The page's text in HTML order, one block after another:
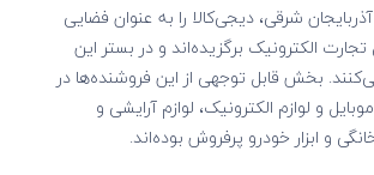
آذربایجان شرقی، دیجی‌کالا را به عنوان فضایی
الکترونیک برگزیده‌اند و در بستر این
بخش قابل توجهی از این فروشنده‌ها در
و لوازم الکترونیک، لوازم آرایشی و
و ابزار خودرو پرفروش بوده‌اند.